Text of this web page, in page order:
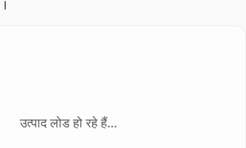
उत्पाद लोड हो रहे हैं…